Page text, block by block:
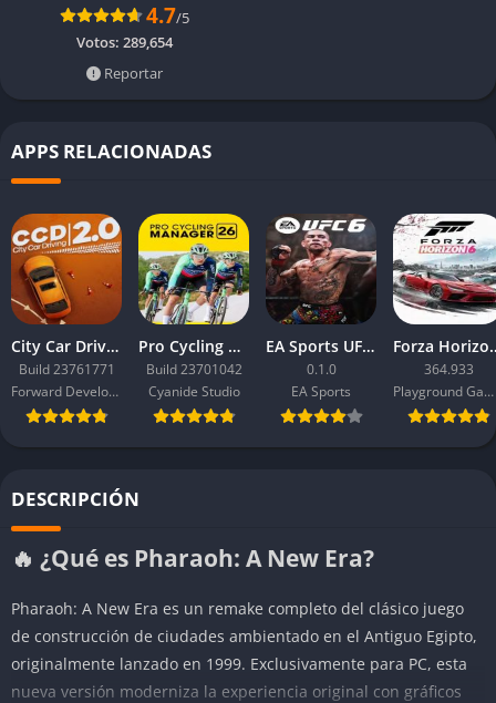
4.7/5
Votos: 289,654
Reportar
APPS RELACIONADAS
City Car Driving 2.0
Build 23761771
Forward Development
Pro Cycling Manager 26
Build 23701042
Cyanide Studio
EA Sports UFC 6
0.1.0
EA Sports
364.933
Playground Games
DESCRIPCIÓN
🔥 ¿Qué es Pharaoh: A New Era?
Pharaoh: A New Era es un remake completo del clásico juego
de construcción de ciudades ambientado en el Antiguo Egipto,
originalmente lanzado en 1999. Exclusivamente para PC, esta
nueva versión moderniza la experiencia original con gráficos